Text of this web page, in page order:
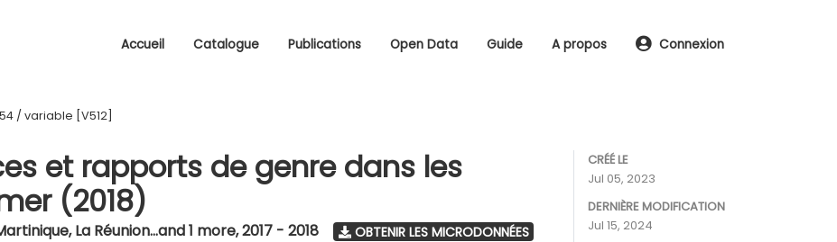
Accueil Catalogue Publications Open Data Guide A propos Connexion
/ variable [V512]
et rapports de genre dans les
(2018)
La Réunion...and 1 more,2017 - 2018 OBTENIR LES MICRODONNÉES
CRÉÉ LE
Jul 05, 2023
DERNIÈRE MODIFICATION
Jul 15, 2024